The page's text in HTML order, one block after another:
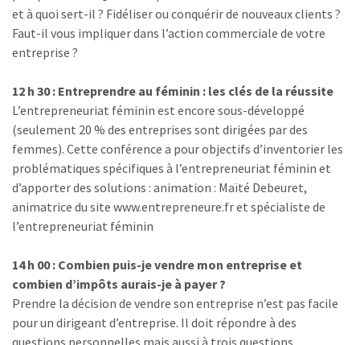
et à quoi sert-il ? Fidéliser ou conquérir de nouveaux clients ?
Faut-il vous impliquer dans l’action commerciale de votre
entreprise ?
12 h 30 : Entreprendre au féminin : les clés de la réussite
L’entrepreneuriat féminin est encore sous-développé
(seulement 20 % des entreprises sont dirigées par des
femmes). Cette conférence a pour objectifs d’inventorier les
problématiques spécifiques à l’entrepreneuriat féminin et
d’apporter des solutions : animation : Maïté Debeuret,
animatrice du site www.entrepreneure.fr et spécialiste de
l’entrepreneuriat féminin
14 h 00 : Combien puis-je vendre mon entreprise et
combien d’impôts aurais-je à payer ?
Prendre la décision de vendre son entreprise n’est pas facile
pour un dirigeant d’entreprise. Il doit répondre à des
questions personnelles mais aussi à trois questions